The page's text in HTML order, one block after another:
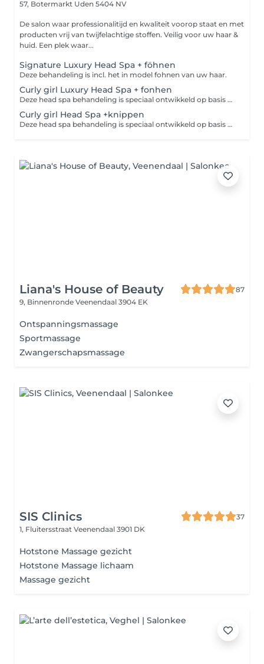
57, Botermarkt Uden 5404 NV
De salon waar professionalitijd en kwaliteit voorop staat en met
producten vrij van twijfelachtige stoffen. Veilig voor uw haar &
huid. Een plek waar...
Signature Luxury Head Spa + föhnen
Deze behandeling is incl. het in model fohnen van uw haar.
Curly girl Luxury Head Spa + fonhen
Deze head spa behandeling is speciaal ontwikkeld op basis van de Curly girl method. Dus is ook alleen geschikt voor mensen met krullen en is incl. het drogen van uw krullen.
Curly girl Head Spa +knippen
Deze head spa behandeling is speciaal ontwikkeld op basis van de Curly girl method. Dus is ook alleen geschikt voor mensen met krullen.
Liana's House of Beauty
87
9, Binnenronde Veenendaal 3904 EK
Ontspanningsmassage
Sportmassage
Zwangerschapsmassage
SIS Clinics
37
1, Fluitersstraat Veenendaal 3901 DK
Hotstone Massage gezicht
Hotstone Massage lichaam
Massage gezicht